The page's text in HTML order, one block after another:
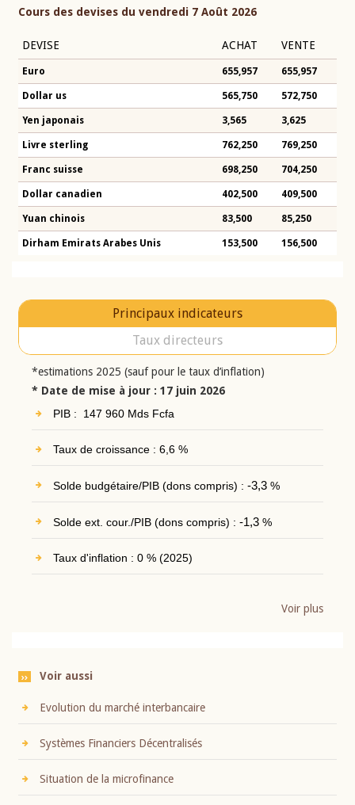
Cours des devises du vendredi 7 Août 2026
DEVISE ACHAT VENTE
Euro 655,957 655,957
Dollar us 565,750 572,750
Yen japonais 3,565 3,625
Livre sterling 762,250 769,250
Franc suisse 698,250 704,250
Dollar canadien 402,500 409,500
Yuan chinois 83,500 85,250
Dirham Emirats Arabes Unis 153,500 156,500
Principaux indicateurs
Taux directeurs
*estimations 2025 (sauf pour le taux d’inflation)
* Date de mise à jour : 17 juin 2026
PIB : 147 960 Mds Fcfa
Taux de croissance : 6,6 %
Solde budgétaire/PIB (dons compris) : -3,3%
Solde ext. cour./PIB (dons compris) : -1,3%
Taux d'inflation : 0 % (2025)
Voir plus
Voir aussi
Evolution du marché interbancaire
Systèmes Financiers Décentralisés
Situation de la microfinance